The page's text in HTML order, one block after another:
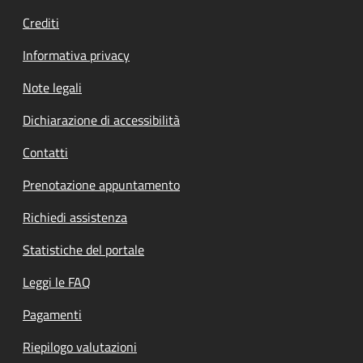
Crediti
Informativa privacy
Note legali
Dichiarazione di accessibilità
Contatti
Prenotazione appuntamento
Richiedi assistenza
Statistiche del portale
Leggi le FAQ
Pagamenti
Riepilogo valutazioni